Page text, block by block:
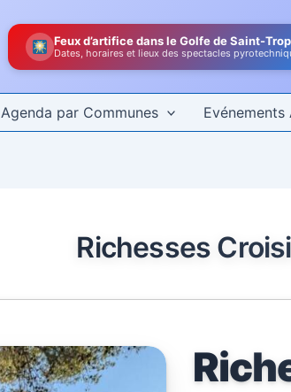
Feux d’artifice dans le Golfe de Saint-
Dates, horaires et lieux des spectacles
Agenda par Communes Evénements
Richesses